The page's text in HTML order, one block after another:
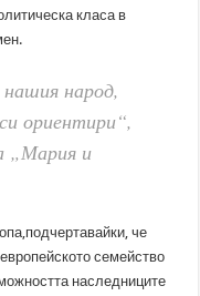
класа в
народ,
ориентири“,
„Мария и
че
семейство
наследниците